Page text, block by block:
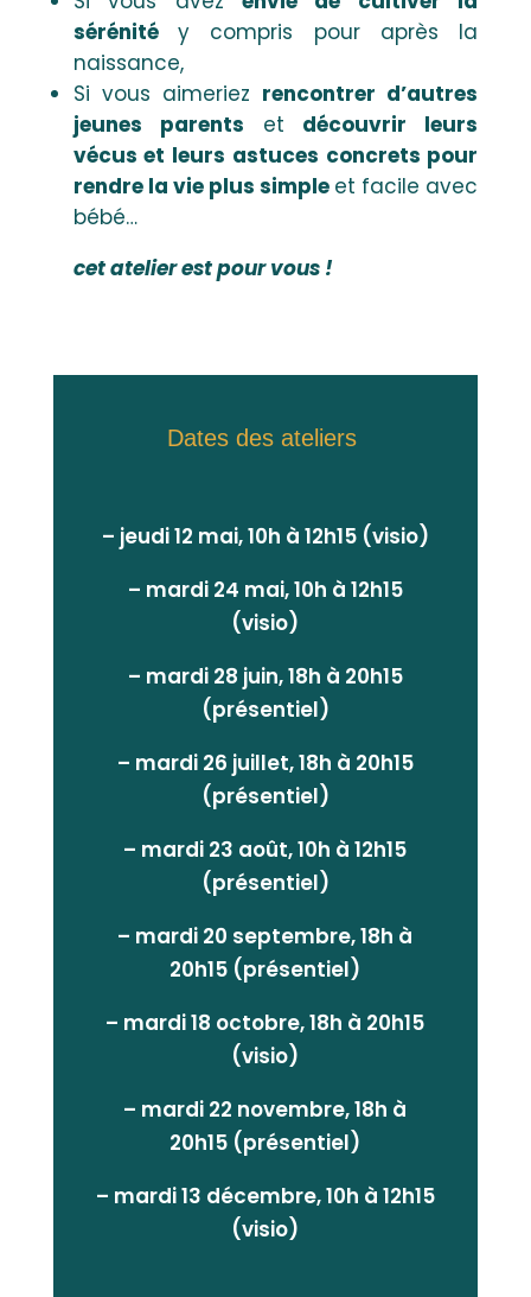
sérénitéy compris pour après la
naissance,
Si vous aimeriez rencontrer d’autres
jeunes parents et découvrir leurs
vécus et leurs astuces concrets pour
rendre la vie plus simple et facile avec
bébé…
cet atelier est pour vous !
Dates des ateliers
– jeudi 12 mai, 10h à 12h15 (visio)
– mardi 24 mai, 10h à 12h15
(visio)
– mardi 28 juin, 18h à 20h15
(présentiel)
– mardi 26 juillet, 18h à 20h15
(présentiel)
– mardi 23 août, 10h à 12h15
(présentiel)
– mardi 20 septembre, 18h à
20h15 (présentiel)
– mardi 18 octobre, 18h à 20h15
(visio)
– mardi 22 novembre, 18h à
20h15 (présentiel)
– mardi 13 décembre, 10h à 12h15
(visio)